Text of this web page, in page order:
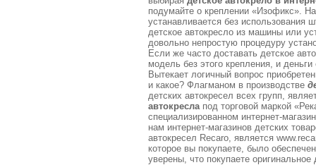
подумайте о креплении «Изофикс».
устанавливается без использования
детское автокресло из машины или
довольно непростую процедуру
Если же часто доставать детское
модель без этого крепления, и деньги
Вытекает логичный вопрос
и какое? Флагманом в производстве
детских автокресел всех групп,
автокресла под торговой маркой
специализированном интернет-
нам интернет-магазинов детских
автокресел Recaro, является
которое вы покупаете, было
уверены, что покупаете